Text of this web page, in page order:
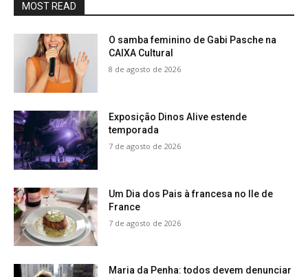
MOST READ
O samba feminino de Gabi Pasche na
CAIXA Cultural
8 de agosto de 2026
Exposição Dinos Alive estende
temporada
7 de agosto de 2026
Um Dia dos Pais à francesa no Ile de
France
7 de agosto de 2026
Maria da Penha: todos devem denunciar